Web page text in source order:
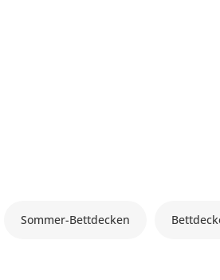
Sommer-Bettdecken